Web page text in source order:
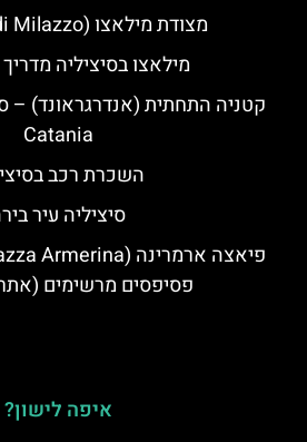
מצודת מילאצו (Castello di Milazzo)
מילאצו בסיציליה
Catania
השכרת רכב
סיציליה עיר
פסיפסים מרשימים
איפה לישון?